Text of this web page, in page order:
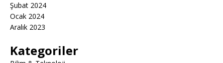
Şubat 2024
Ocak 2024
Aralık 2023
Kategoriler